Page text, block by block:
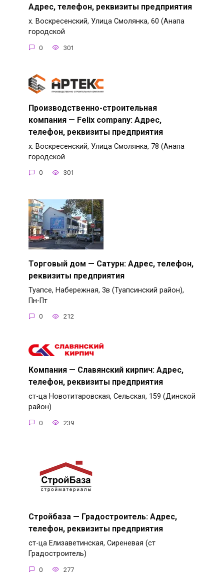
Адрес, телефон, реквизиты предприятия
х. Воскресенский, Улица Смолянка, 60 (Анапа
городской
0 301
Производственно-строительная
компания — Felix company: Адрес,
телефон, реквизиты предприятия
х. Воскресенский, Улица Смолянка, 78 (Анапа
городской
0 301
Торговый дом — Сатурн: Адрес, телефон,
реквизиты предприятия
Туапсе, Набережная, 3в (Туапсинский район),
Пн-Пт
0 212
Компания — Славянский кирпич: Адрес,
телефон, реквизиты предприятия
ст-ца Новотитаровская, Сельская, 159 (Динской
район)
0 239
Стройбаза — Градостроитель: Адрес,
телефон, реквизиты предприятия
ст-ца Елизаветинская, Сиреневая (ст
Градостроитель)
0 277